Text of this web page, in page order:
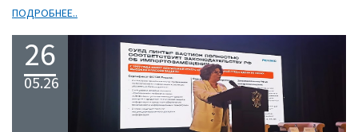
ПОДРОБНЕЕ..
26
05.26